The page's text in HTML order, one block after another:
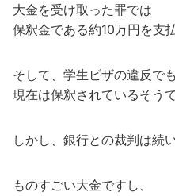
大金を受け取った罪では
保釈金である約10万円を支
そして、学生ビザの違反で
現在は保釈されているそうで
しかし、銀行との裁判は続
ものすごい大金ですし、